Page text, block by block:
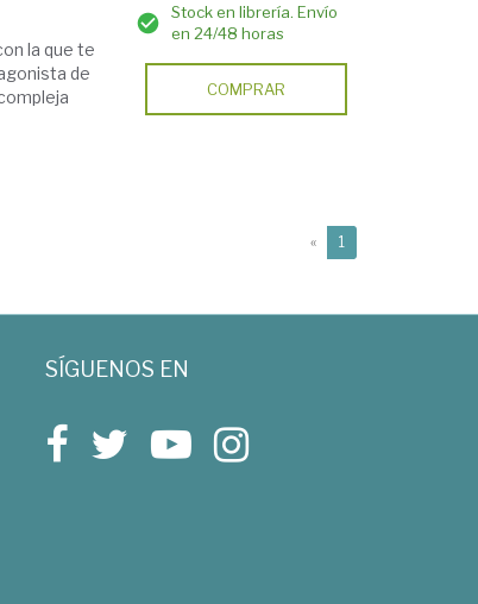
la que te
de
Stock en librería. Envío
en 24/48 horas
COMPRAR
« 1
SÍGUENOS EN